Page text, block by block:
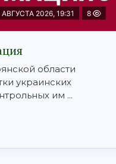
АВГУСТА 2026, 19:31 8
области
украинских
им ...